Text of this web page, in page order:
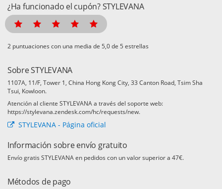
¿Ha funcionado el cupón? STYLEVANA
puntuaciones con una media de de 5 estrellas
Sobre STYLEVANA
1107A, 11/F, Tower 1, China Hong Kong City, 33 Canton Road, Tsim Sha
Tsui, Kowloon.
Atención al cliente STYLEVANA a través del soporte web:
https://stylevana.zendesk.com/hc/requests/new.
STYLEVANA - Página oficial
Información sobre envío gratuito
Envío gratis STYLEVANA en pedidos con un valor superior a 47€.
Métodos de pago